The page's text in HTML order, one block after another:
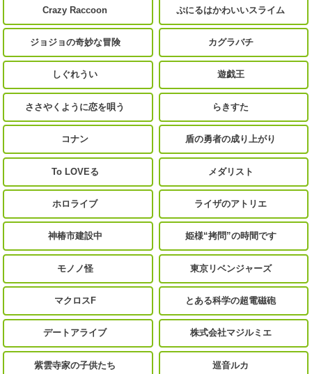
Crazy Raccoon ぷにるはかわいいスライム
ジョジョの奇妙な冒険 カグラバチ
しぐれうい 遊戯王
ささやくように恋を唄う らきすた
コナン 盾の勇者の成り上がり
To LOVEる メダリスト
ホロライブ ライザのアトリエ
神椿市建設中 姫様“拷問”の時間です
モノノ怪 東京リベンジャーズ
マクロスF とある科学の超電磁砲
デートアライブ 株式会社マジルミエ
紫雲寺家の子供たち 巡音ルカ